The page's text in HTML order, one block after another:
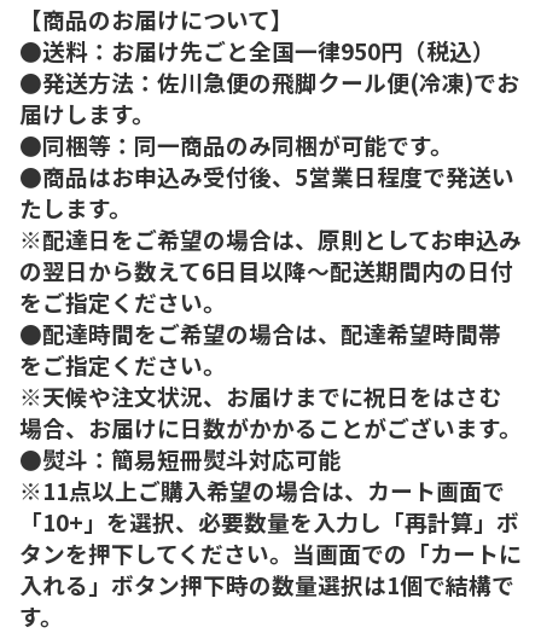
【商品のお届けについて】
●送料：お届け先ごと全国一律950円（税込）
●発送方法：佐川急便の飛脚クール便(冷凍)でお
届けします。
●同梱等：同一商品のみ同梱が可能です。
●商品はお申込み受付後、5営業日程度で発送い
たします。
※配達日をご希望の場合は、原則としてお申込み
の翌日から数えて6日目以降～配送期間内の日付
をご指定ください。
●配達時間をご希望の場合は、配達希望時間帯
をご指定ください。
※天候や注文状況、お届けまでに祝日をはさむ
場合、お届けに日数がかかることがございます。
●熨斗：簡易短冊熨斗対応可能
※11点以上ご購入希望の場合は、カート画面で
「10+」を選択、必要数量を入力し「再計算」ボ
タンを押下してください。当画面での「カートに
入れる」ボタン押下時の数量選択は1個で結構で
す。